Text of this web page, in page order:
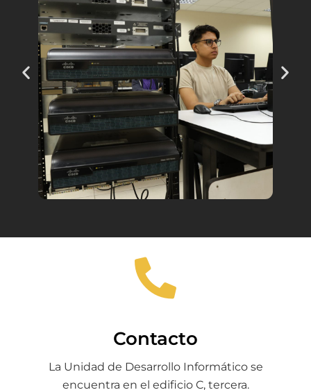
Contacto
La Unidad de Desarrollo Informático se
encuentra en el edificio C, tercera.